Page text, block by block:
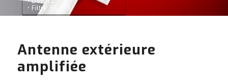
• Filtre 5G LTE
Antenne extérieure
amplifiée